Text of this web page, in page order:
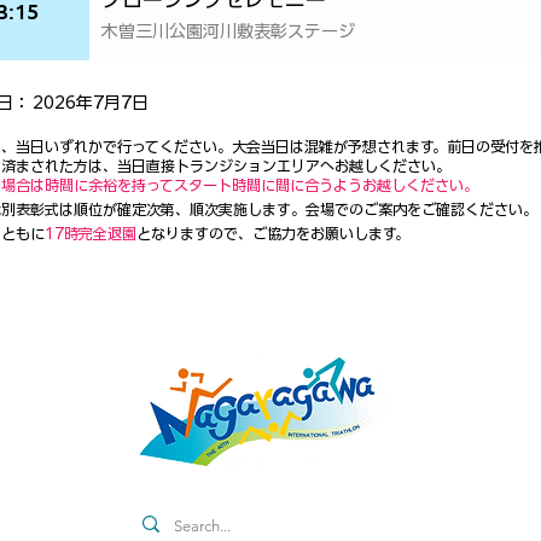
木曽三川公園河川敷表彰ステージ
： 2026年7月7日
当日いずれかで行ってください。大会当日は混雑が予想されます。前日の受付を
まされた方は、当日直接トランジションエリアへお越しください。
合は時間に余裕を持ってスタート時間に間に合うようお越しください。
表彰式は順位が確定次第、順次実施します​。会場でのご案内をご確認ください。
もに17時完全退園 となりますので、ご協力をお願いします。